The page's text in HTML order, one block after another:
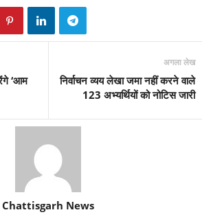
‘आम
अगला लेख
निर्वाचन व्यय लेखा जमा नहीं करने वाले
123 अभ्यर्थियों को नोटिस जारी
Chattisgarh News